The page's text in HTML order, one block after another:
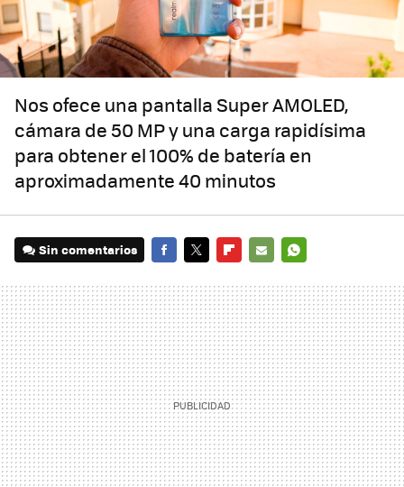
Nos ofece una pantalla Super AMOLED,
cámara de 50 MP y una carga rapidísima
para obtener el 100% de batería en
aproximadamente 40 minutos
Sin comentarios
MAIL